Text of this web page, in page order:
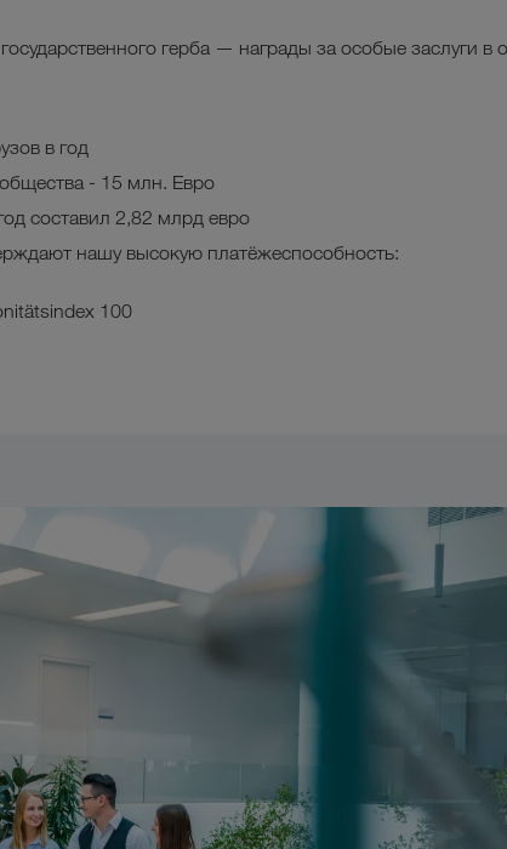
герба — награды за особые заслуги в
в год
- 15 млн. Евро
составил 2,82 млрд евро
нашу высокую платёжеспособность:
100